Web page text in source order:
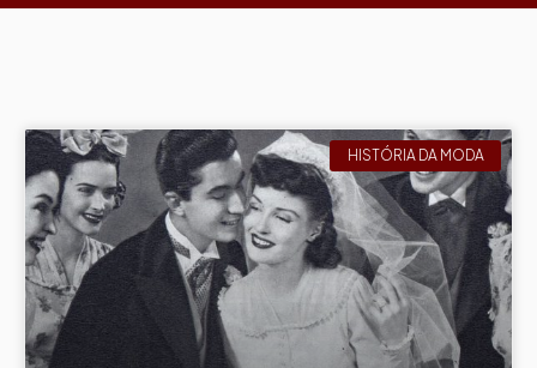
HISTÓRIA DA MODA